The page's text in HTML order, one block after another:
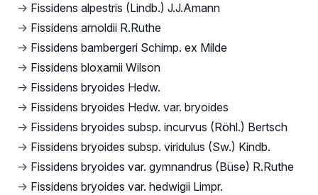
→ Fissidens alpestris (Lindb.) J.J.Amann
→ Fissidens arnoldii R.Ruthe
→ Fissidens bambergeri Schimp. ex Milde
→ Fissidens bloxamii Wilson
→ Fissidens bryoides Hedw.
→ Fissidens bryoides Hedw. var. bryoides
→ Fissidens bryoides subsp. incurvus (Röhl.) Bertsch
→ Fissidens bryoides subsp. viridulus (Sw.) Kindb.
→ Fissidens bryoides var. gymnandrus (Büse) R.Ruthe
→ Fissidens bryoides var. hedwigii Limpr.